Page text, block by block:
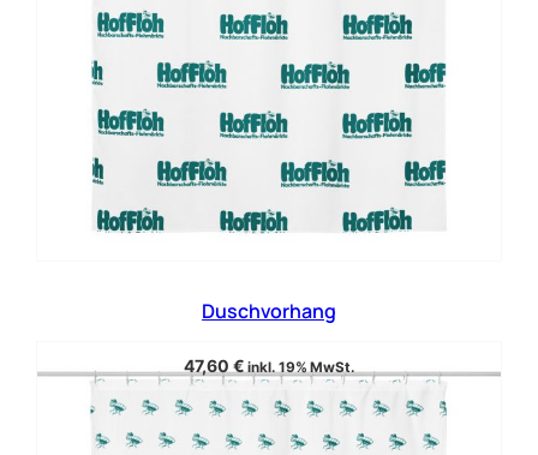
Duschvorhang
47,60 € inkl. 19% MwSt.